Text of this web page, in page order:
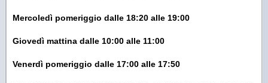
Mercoledì pomeriggio dalle 18:20 alle 19:00
Giovedì mattina dalle 10:00 alle 11:00
Venerdì pomeriggio dalle 17:00 alle 17:50